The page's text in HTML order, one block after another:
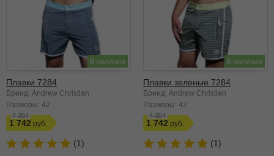
В наличии
Плавки 7284
Бренд: Andrew Christian
Размеры: 42
4 354
1 742
(1)
В наличии
Плавки зеленые 7284
Бренд: Andrew Christian
Размеры: 42
4 354
1 742
(1)